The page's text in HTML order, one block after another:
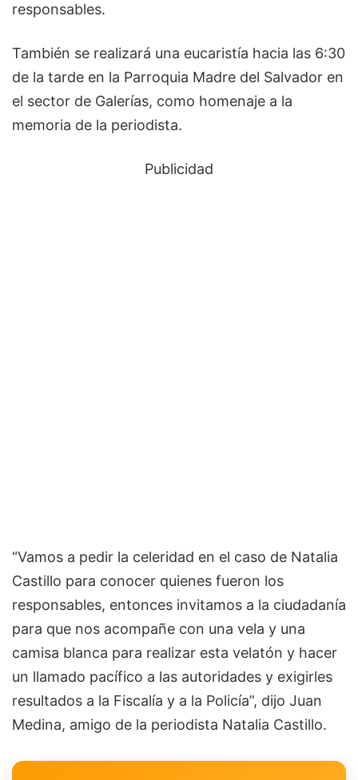
responsables.
También se realizará una eucaristía hacia las 6:30
de la tarde en la Parroquia Madre del Salvador en
el sector de Galerías, como homenaje a la
memoria de la periodista.
Publicidad
“Vamos a pedir la celeridad en el caso de Natalia
Castillo para conocer quienes fueron los
responsables, entonces invitamos a la ciudadanía
para que nos acompañe con una vela y una
camisa blanca para realizar esta velatón y hacer
un llamado pacífico a las autoridades y exigirles
resultados a la Fiscalía y a la Policía”, dijo Juan
Medina, amigo de la periodista Natalia Castillo.